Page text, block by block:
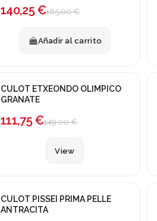
140,25 €165,00 €
Añadir al carrito
¡En oferta!
CULOT ETXEONDO OLIMPICO
GRANATE
111,75 €149,00 €
View
¡En oferta!
CULOT PISSEI PRIMA PELLE
ANTRACITA